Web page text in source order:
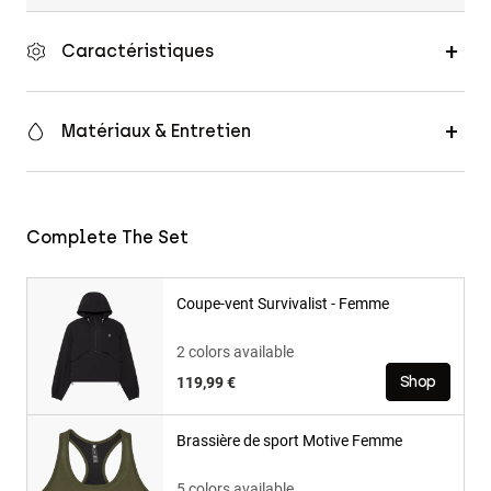
Caractéristiques
Matériaux & Entretien
Complete The Set
Coupe-vent Survivalist - Femme
2 colors available
119,99 €
Shop
Brassière de sport Motive Femme